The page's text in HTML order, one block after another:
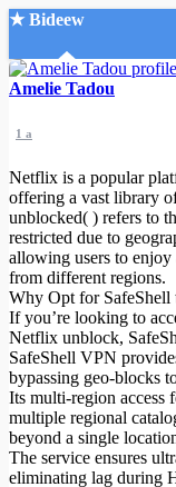
★ Bideew
Accueil
Mon compte
Connexion
Créer un
Mode nuit
Amelie Tadou
1 a
Netflix is a popular
offering a vast library
unblocked( ) refers to
restricted due to
allowing users to enjoy
from different regions.
Why Opt for
If you’re looking to
Netflix unblock,
SafeShell VPN
bypassing geo-blocks
Its multi-region access
multiple regional
beyond a single
The service ensures
eliminating lag during